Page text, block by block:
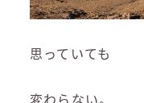
思っていても